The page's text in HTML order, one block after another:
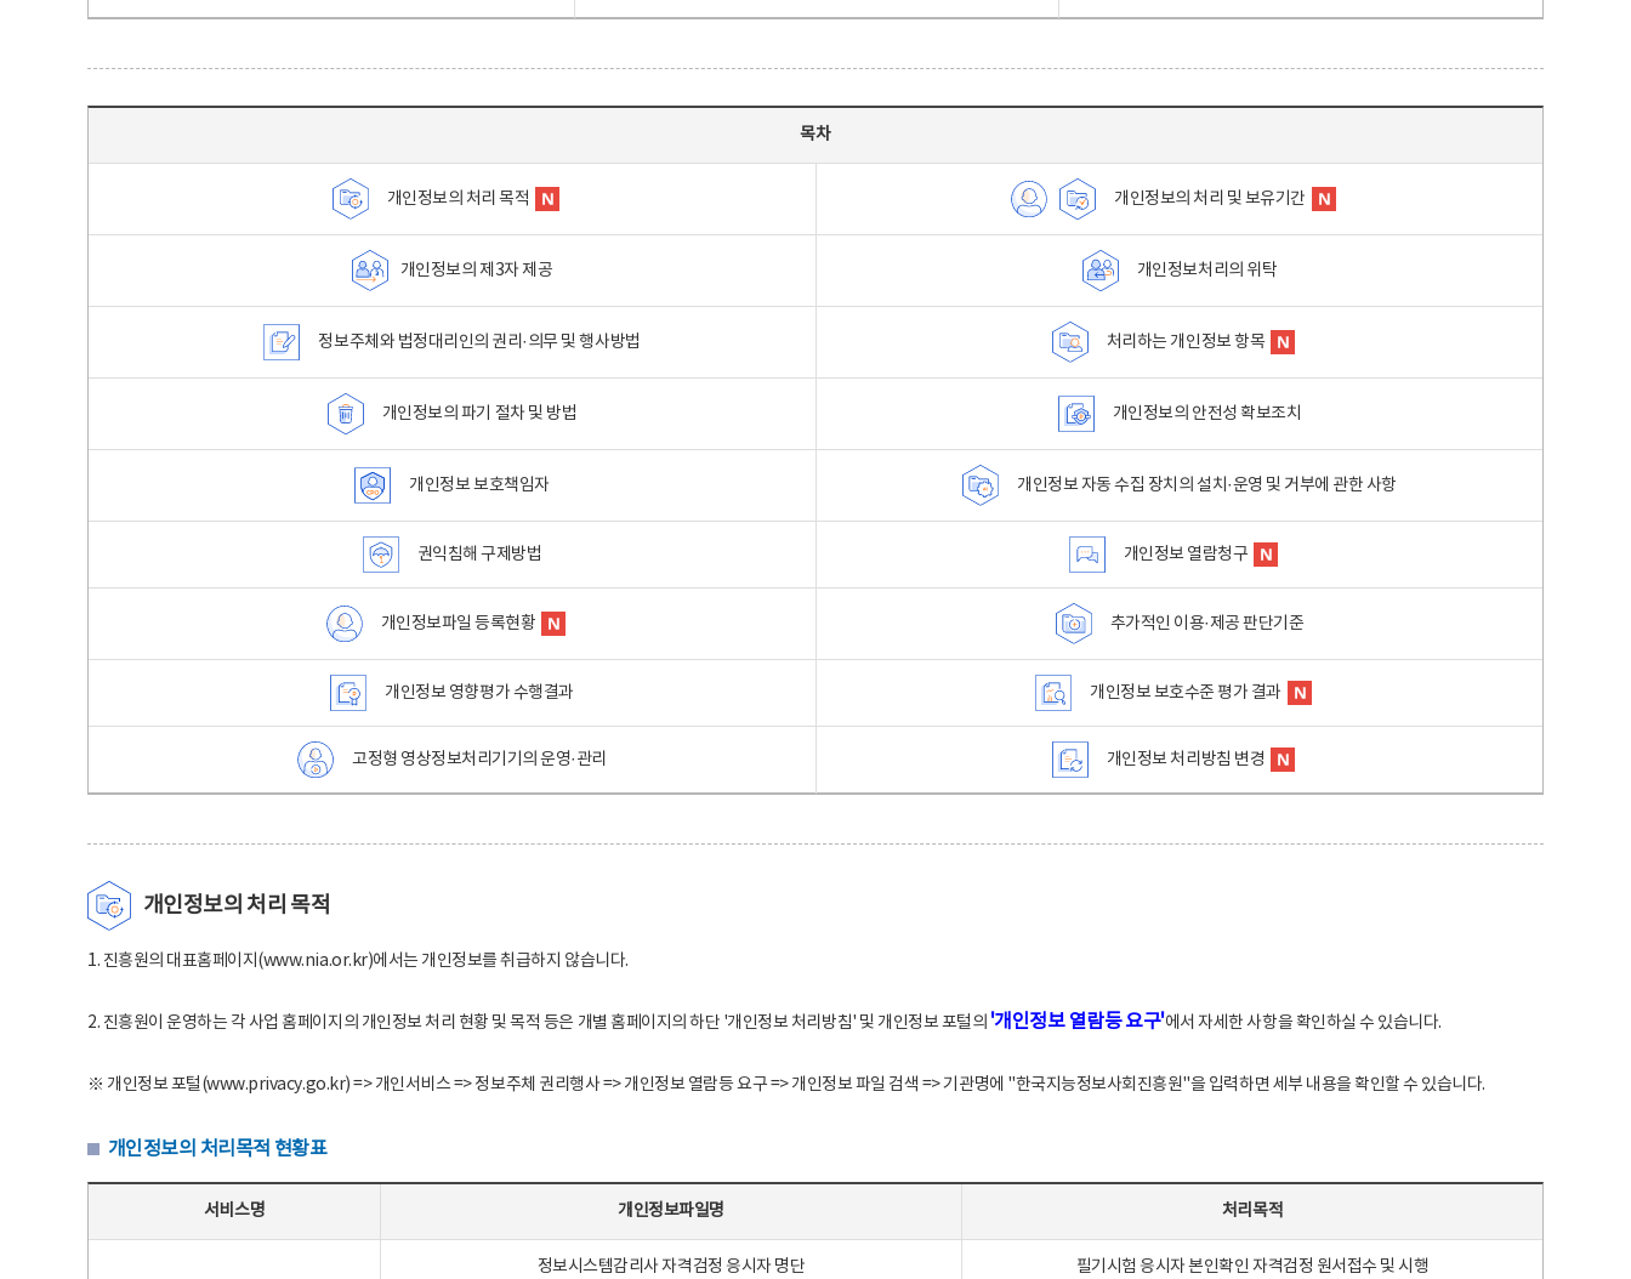
목차
개인정보의 처리 목적 개인정보의 처리 및 보유기간
개인정보의 제3자 제공 개인정보처리의 위탁
정보주체와 법정대리인의 권리·의무 및 행사방법 처리하는 개인정보 항목
개인정보의 파기 절차 및 방법 개인정보의 안전성 확보조치
개인정보 보호책임자 개인정보 자동 수집 장치의 설치·운영 및 거부에 관한 사항
권익침해 구제방법 개인정보 열람청구
개인정보파일 등록현황 추가적인 이용·제공 판단기준
개인정보 영향평가 수행결과 개인정보 보호수준 평가 결과
고정형 영상정보처리기기의 운영·관리 개인정보 처리방침 변경
개인정보의 처리 목적
1. 진흥원의 대표홈페이지(www.nia.or.kr)에서는 개인정보를 취급하지 않습니다.
2. 진흥원이 운영하는 각 사업 홈페이지의 개인정보 처리 현황 및 목적 등은 개별 홈페이지의 하단 '개인정보 처리방침' 및 개인정보 포털의 '개인정보 열람등 요구'에서 자세한 사항을 확인하실 수 있습니다.
※ 개인정보 포털(www.privacy.go.kr) => 개인서비스 => 정보주체 권리행사 => 개인정보 열람등 요구 => 개인정보 파일 검색 => 기관명에 "한국지능정보사회진흥원"을 입력하면 세부 내용을 확인할 수 있습니다.
개인정보의 처리목적 현황표
서비스명 개인정보파일명 처리목적
정보시스템감리사 자격검정 응시자 명단 필기시험 응시자 본인확인 자격검정 원서접수 및 시행